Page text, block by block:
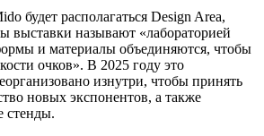
будет располагаться Design Area,
выставки называют «лабораторией
и материалы объединяются, чтобы
очков». В 2025 году это
изнутри, чтобы принять
новых экспонентов, а также
стенды.